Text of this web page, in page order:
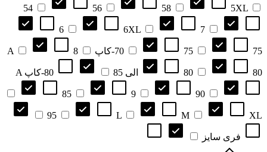
54 56 58 5XL
6 6XL 7
70 75 75-کاپ A 8
80 80 الی 85 80-کاپ A
85 9 90
95 L M XL
فری سایز